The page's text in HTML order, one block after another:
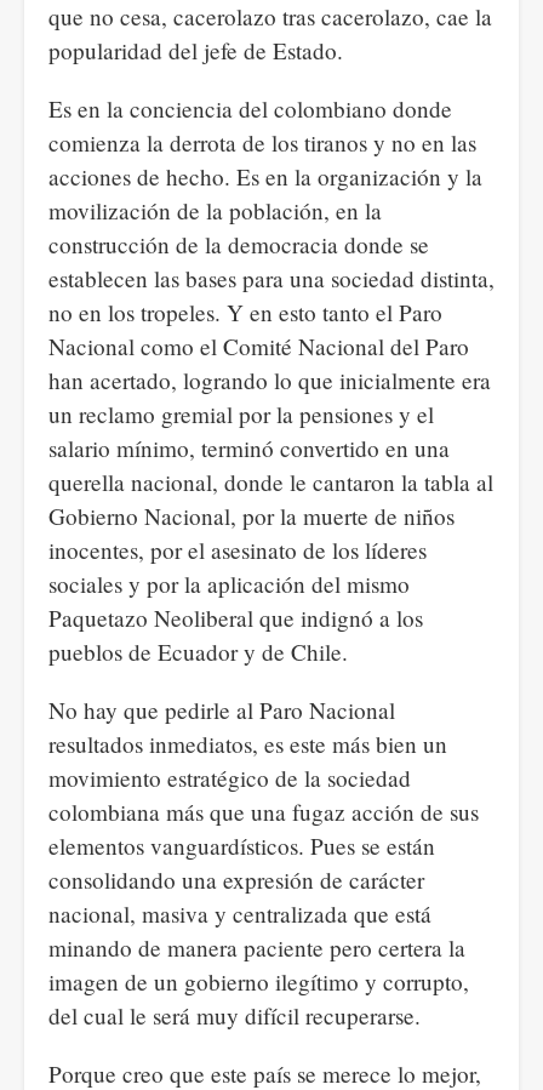
que no cesa, cacerolazo tras cacerolazo, cae la
popularidad del jefe de Estado.
Es en la conciencia del colombiano donde
comienza la derrota de los tiranos y no en las
acciones de hecho. Es en la organización y la
movilización de la población, en la
construcción de la democracia donde se
establecen las bases para una sociedad distinta,
no en los tropeles. Y en esto tanto el Paro
Nacional como el Comité Nacional del Paro
han acertado, logrando lo que inicialmente era
un reclamo gremial por la pensiones y el
salario mínimo, terminó convertido en una
querella nacional, donde le cantaron la tabla al
Gobierno Nacional, por la muerte de niños
inocentes, por el asesinato de los líderes
sociales y por la aplicación del mismo
Paquetazo Neoliberal que indignó a los
pueblos de Ecuador y de Chile.
No hay que pedirle al Paro Nacional
resultados inmediatos, es este más bien un
movimiento estratégico de la sociedad
colombiana más que una fugaz acción de sus
elementos vanguardísticos. Pues se están
consolidando una expresión de carácter
nacional, masiva y centralizada que está
minando de manera paciente pero certera la
imagen de un gobierno ilegítimo y corrupto,
del cual le será muy difícil recuperarse.
Porque creo que este país se merece lo mejor,